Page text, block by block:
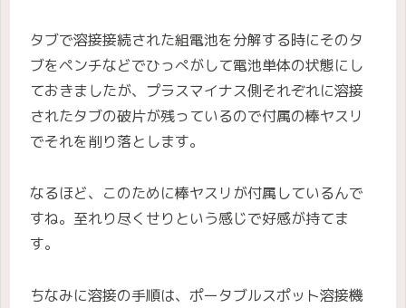
タブで溶接接続された組電池を分解する時にそのタ
ブをペンチなどでひっぺがして電池単体の状態にし
ておきましたが、プラスマイナス側それぞれに溶接
されたタブの破片が残っているので付属の棒ヤスリ
でそれを削り落とします。
なるほど、このために棒ヤスリが付属しているんで
すね。至れり尽くせりという感じで好感が持てま
す。
ちなみに溶接の手順は、ポータブルスポット溶接機